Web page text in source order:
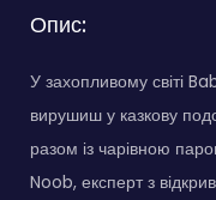
Опис:
У захопливому світі
вирушиш у казкову
разом із чарівною
Noob, експерт з